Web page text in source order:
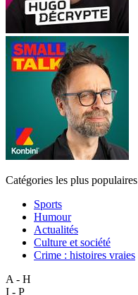
Catégories les plus populaires
Sports
Humour
Actualités
Culture et société
Crime : histoires vraies
A - H
I - P